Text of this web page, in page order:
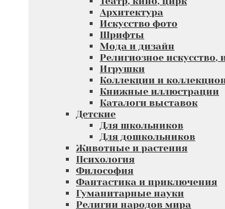
Архитектура
Искусство фото
Шрифты
Мода и дизайн
Религиозное искусство,
Игрушки
Коллекции и
Книжные иллюстрации
Каталоги выставок
Детские
Для школьников
Для дошкольников
Животные и растения
Психология
Философия
Фантастика и приключения
Гуманитарные науки
Религии народов мира